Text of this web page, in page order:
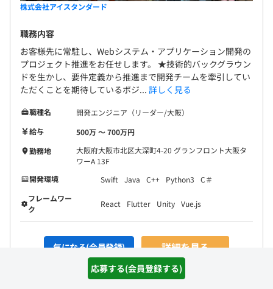
応募する(会員登録する)
株式会社アイスタンダード
職務内容
お客様先に常駐し、Webシステム・アプリケーション開発の
プロジェクト推進をお任せします。 ★技術的バックグラウン
ドを生かし、要件定義から推進まで開発チームを牽引してい
ただくことを期待しているポジ... 詳しく見る
職種名
開発エンジニア（リーダー/大阪）
給与
500万 〜 700万円
勤務地
大阪府大阪市北区大深町4-20 グランフロント大阪タ
ワーA 13F
開発環境
Swift Java C++ Python3
C＃
フレームワー
ク
React Flutter Unity Vue.js
気になる(会員登録) 詳細を見る